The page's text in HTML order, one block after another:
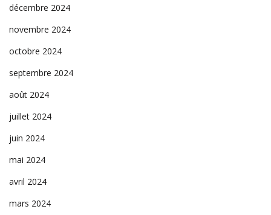
décembre 2024
novembre 2024
octobre 2024
septembre 2024
août 2024
juillet 2024
juin 2024
mai 2024
avril 2024
mars 2024